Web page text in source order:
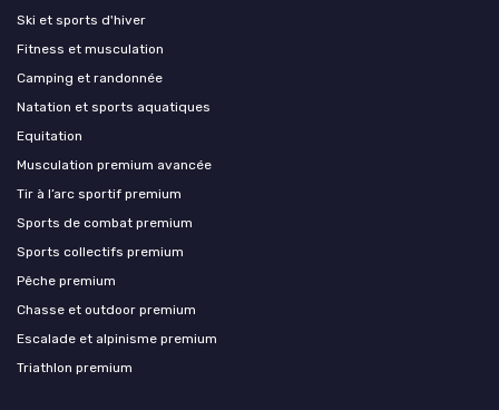
Ski et sports d'hiver
Fitness et musculation
Camping et randonnée
Natation et sports aquatiques
Equitation
Musculation premium avancée
Tir à l’arc sportif premium
Sports de combat premium
Sports collectifs premium
Pêche premium
Chasse et outdoor premium
Escalade et alpinisme premium
Triathlon premium